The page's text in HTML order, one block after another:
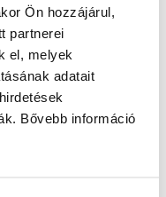
Ön hozzájárul,
partnerei
el, melyek
adatait
Bővebb információ